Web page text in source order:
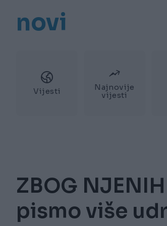
novi
Vijesti
Najnovije
vijesti
ZBOG
pismo više